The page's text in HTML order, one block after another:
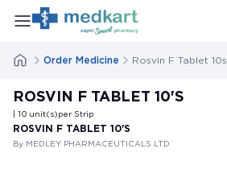
Order Medicine Rosvin F Tablet 10s
ROSVIN F TABLET 10'S
| 10 unit(s)per Strip
ROSVIN F TABLET 10'S
By MEDLEY PHARMACEUTICALS LTD